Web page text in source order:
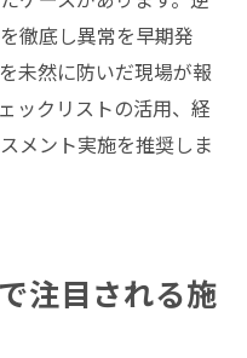
徹底し異常を早期発
未然に防いだ現場が報
ックリストの活用、経
メント実施を推奨しま
注目される施